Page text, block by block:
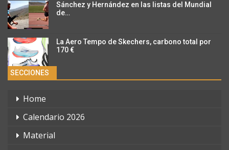
Sánchez y Hernández en las listas del Mundial
de…
La Aero Tempo de Skechers, carbono total por
170 €
SECCIONES
Home
Calendario 2026
Material